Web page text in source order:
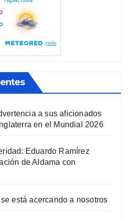
a sus aficionados
en el Mundial 2026
Eduardo Ramírez
de Aldama con
está acercando a nosotros